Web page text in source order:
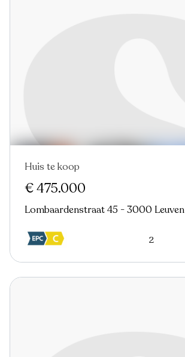
Virtual tour
Huis te koop
€ 475.000
Lombaardenstraat 45 - 3000 Leuven
2